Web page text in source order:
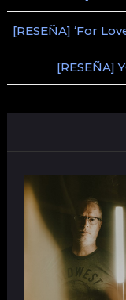
[RESEÑA] ‘For
[RESEÑA]